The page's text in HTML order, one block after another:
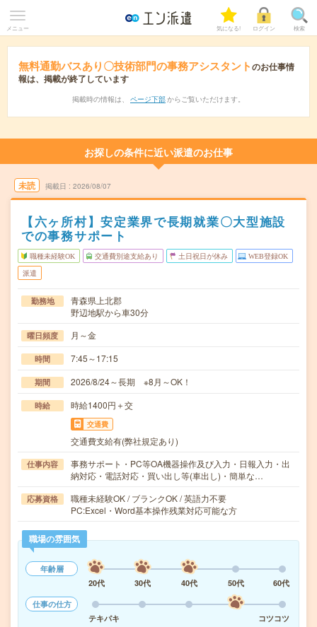
メニュー 気になる! ログイン 検索
無料通勤バスあり〇技術部門の事務アシスタントのお仕事情
報は、掲載が終了しています
掲載時の情報は、 ページ下部 からご覧いただけます。
お探しの条件に近い派遣のお仕事
未読 掲載日 2026/08/07
【六ヶ所村】安定業界で長期就業〇大型施設
での事務サポート
職種未経験OK 交通費別途支給あり 土日祝日が休み WEB登録OK
派遣
勤務地
青森県上北郡
野辺地駅から車30分
曜日頻度 月～金
時間 7:45～17:15
期間 2026/8/24～長期 ※8月～OK！
時給 時給1400円＋交
交通費
交通費支給有(弊社規定あり)
仕事内容
事務サポート・PC等OA機器操作及び入力・日報入力・出
納対応・電話対応・買い出し等(車出し)・簡単な…
応募資格
職種未経験OK / ブランクOK / 英語力不要
PC:Excel・Word基本操作残業対応可能な方
職場の雰囲気
年齢層
20代
30代 40代 50代
60代
仕事の仕方
テキパキ
コツコツ